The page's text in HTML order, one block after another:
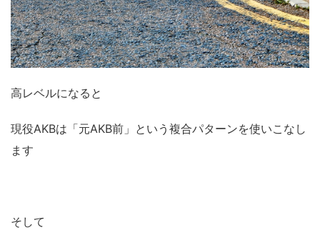
高レベルになると
現役AKBは「元AKB前」という複合パターンを使いこなし
ます
そして